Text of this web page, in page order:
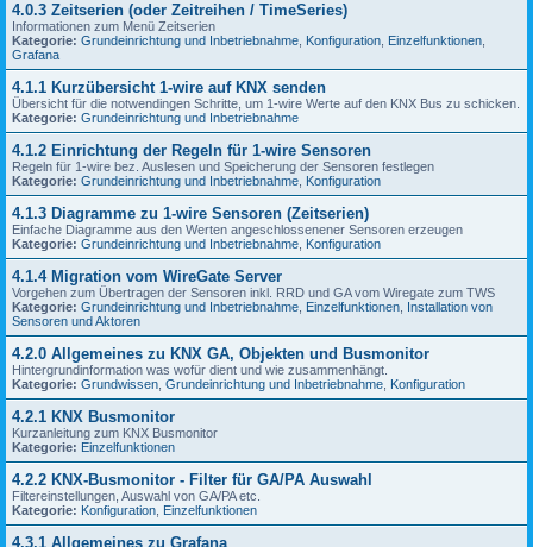
4.0.3 Zeitserien (oder Zeitreihen / TimeSeries)
Informationen zum Menü Zeitserien
Kategorie: Grundeinrichtung und Inbetriebnahme Konfiguration Einzelfunktionen
Grafana
4.1.1 Kurzübersicht 1-wire auf KNX senden
Übersicht für die notwendingen Schritte, um 1-wire Werte auf den KNX Bus zu schicken.
Kategorie: Grundeinrichtung und Inbetriebnahme
4.1.2 Einrichtung der Regeln für 1-wire Sensoren
Regeln für 1-wire bez. Auslesen und Speicherung der Sensoren festlegen
Kategorie: Grundeinrichtung und Inbetriebnahme Konfiguration
4.1.3 Diagramme zu 1-wire Sensoren (Zeitserien)
Einfache Diagramme aus den Werten angeschlossenener Sensoren erzeugen
Kategorie: Grundeinrichtung und Inbetriebnahme Konfiguration
4.1.4 Migration vom WireGate Server
Vorgehen zum Übertragen der Sensoren inkl. RRD und GA vom Wiregate zum TWS
Kategorie: Grundeinrichtung und Inbetriebnahme Einzelfunktionen Installation von
Sensoren und Aktoren
4.2.0 Allgemeines zu KNX GA, Objekten und Busmonitor
Hintergrundinformation was wofür dient und wie zusammenhängt.
Kategorie: Grundwissen Grundeinrichtung und Inbetriebnahme Konfiguration
4.2.1 KNX Busmonitor
Kurzanleitung zum KNX Busmonitor
Kategorie: Einzelfunktionen
4.2.2 KNX-Busmonitor - Filter für GA/PA Auswahl
Filtereinstellungen, Auswahl von GA/PA etc.
Kategorie: Konfiguration Einzelfunktionen
4.3.1 Allgemeines zu Grafana